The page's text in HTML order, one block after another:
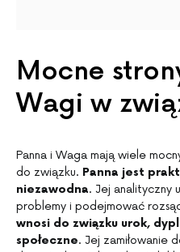
Mocne
Wagi w
Panna i Waga mają wiele
do związku. Panna jest
niezawodna. Jej analityczny
problemy i podejmować
wnosi do związku urok,
społeczne. Jej zamiłowanie